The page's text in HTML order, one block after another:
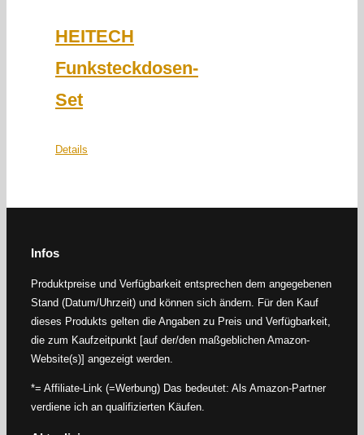
HEITECH
Funksteckdosen-
Set
Details
Infos
Produktpreise und Verfügbarkeit entsprechen dem angegebenen
Stand (Datum/Uhrzeit) und können sich ändern. Für den Kauf
dieses Produkts gelten die Angaben zu Preis und Verfügbarkeit,
die zum Kaufzeitpunkt [auf der/den maßgeblichen Amazon-
Website(s)] angezeigt werden.
*= Affiliate-Link (=Werbung) Das bedeutet: Als Amazon-Partner
verdiene ich an qualifizierten Käufen.